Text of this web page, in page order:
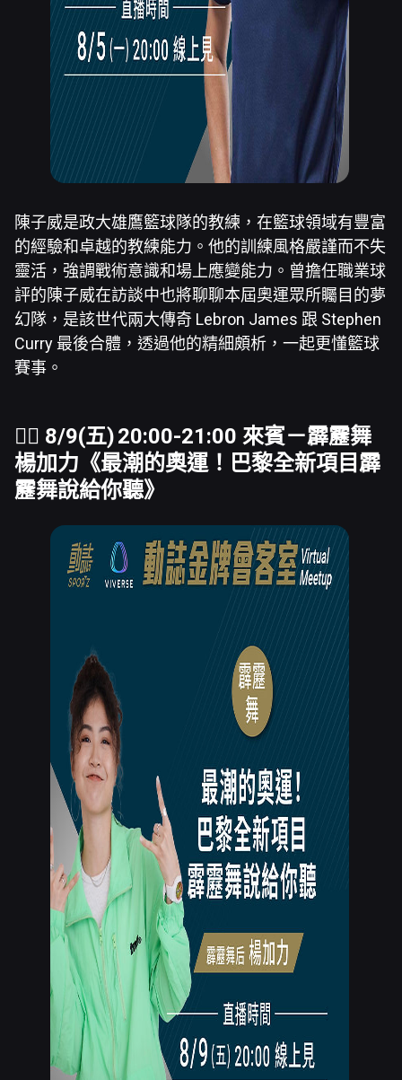
陳子威是政大雄鷹籃球隊的教練，在籃球領域有豐富
的經驗和卓越的教練能力。他的訓練風格嚴謹而不失
靈活，強調戰術意識和場上應變能力。曾擔任職業球
評的陳子威在訪談中也將聊聊本屆奧運眾所矚目的夢
幻隊，是該世代兩大傳奇 Lebron James 跟 Stephen
Curry 最後合體，透過他的精細頗析，一起更懂籃球
賽事。
🤸‍♀️ 8/9(五) 20:00-21:00 來賓－霹靂舞
楊加力 《最潮的奧運！巴黎全新項目霹
靂舞說給你聽》